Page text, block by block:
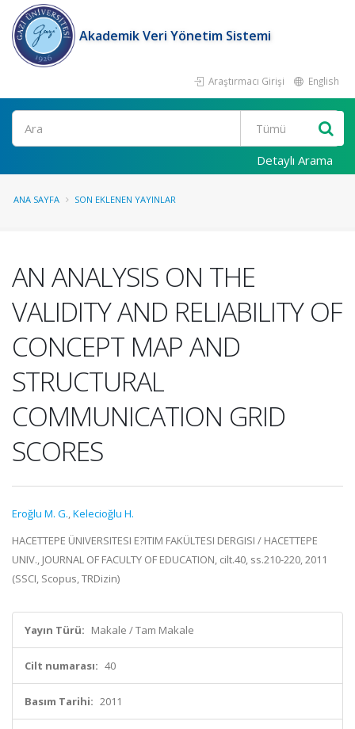
Akademik Veri Yönetim Sistemi
Araştırmacı Girişi English
Ara
Detaylı Arama
ANA SAYFA SON EKLENEN YAYINLAR
AN ANALYSIS ON THE
VALIDITY AND RELIABILITY OF
CONCEPT MAP AND
STRUCTURAL
COMMUNICATION GRID
SCORES
Eroğlu M. G.,Kelecioğlu H.
HACETTEPE ÜNIVERSITESI E?ITIM FAKÜLTESI DERGISI / HACETTEPE
UNIV., JOURNAL OF FACULTY OF EDUCATION, cilt.40, ss.210-220, 2011
(SSCI, Scopus, TRDizin)
Yayın Türü: Makale / Tam Makale
Cilt numarası: 40
Basım Tarihi: 2011